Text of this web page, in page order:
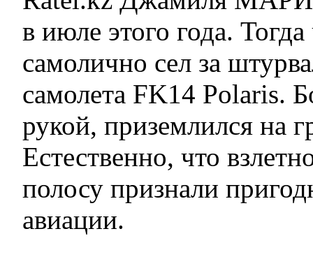
в июле этого года.
самолично сел за
самолета FK14 Polaris.
рукой, приземлился на
Естественно, что
полосу признали
авиации.